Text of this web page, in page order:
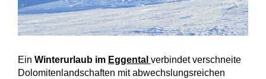
Ein Winterurlaub im Eggental verbindet verschneite
Dolomitenlandschaften mit abwechslungsreichen